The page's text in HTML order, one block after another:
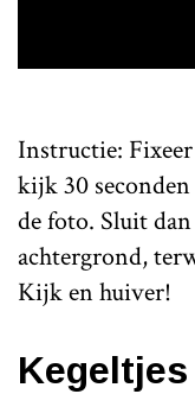
Instructie:
kijk 30
de foto. Sluit
achtergrond,
Kijk en huiver!
Kegeltjes